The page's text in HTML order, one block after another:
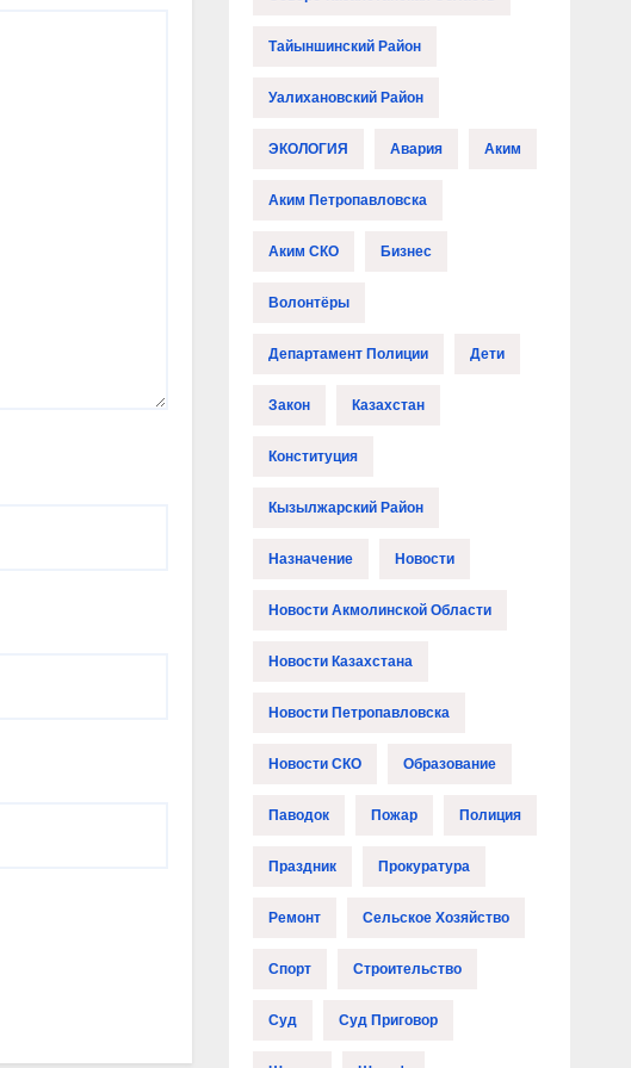
Тайыншинский Район
Уалихановский Район
ЭКОЛОГИЯ Авария Аким
Аким Петропавловска
Аким СКО Бизнес
Волонтёры
Департамент Полиции Дети
Закон Казахстан
Конституция
Кызылжарский Район
Назначение Новости
Новости Акмолинской Области
Новости Казахстана
Новости Петропавловска
Новости СКО Образование
Паводок Пожар Полиция
Праздник Прокуратура
Ремонт Сельское Хозяйство
Спорт Строительство
Суд Суд Приговор